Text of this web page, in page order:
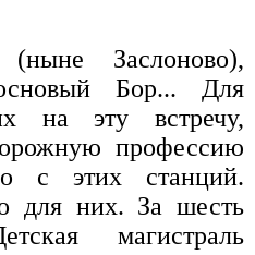
Заслоново),
Бор... Для
на эту встречу,
профессию
с этих станций.
для них. За шесть
магистраль